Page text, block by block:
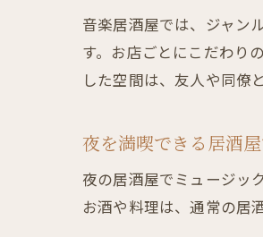
音楽居酒屋では、ジャン
す。お店ごとにこだわり
した空間は、友人や同僚
夜を満喫できる居酒
夜の居酒屋でミュージッ
お酒や料理は、通常の居